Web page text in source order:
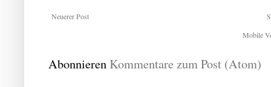
Neuerer Post
Mobile
Abonnieren Kommentare zum Post (Atom)